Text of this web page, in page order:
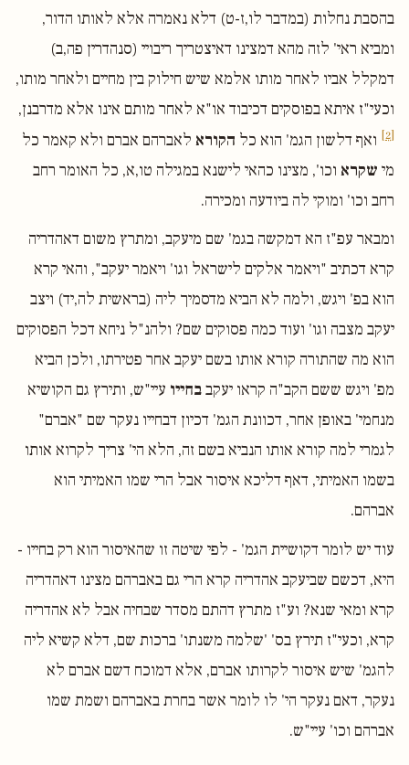
בהסבת נחלות (במדבר לו,ז-ט) דלא נאמרה אלא לאותו הדור,
ומביא ראי' לזה מהא דמצינו דאיצטריך ריבויי (סנהדרין פה,ב)
דמקלל אביו לאחר מותו אלמא שיש חילוק בין מחיים ולאחר מותו,
וכעי"ז איתא בפוסקים דכיבוד או"א לאחר מותם אינו אלא מדרבנן,
[2] ואף דלשון הגמ' הוא כל הקורא לאברהם אברם ולא קאמר כל
מי שקרא וכו', מצינו כהאי לישנא במגילה טו,א, כל האומר רחב
רחב וכו' ומוקי לה ביודעה ומכירה.
ומבאר עפ"ז הא דמקשה בגמ' שם מיעקב, ומתרץ משום דאהדריה
קרא דכתיב "ויאמר אלקים לישראל וגו' ויאמר יעקב", והאי קרא
הוא בפ' ויגש, ולמה לא הביא מדסמיך ליה (בראשית לה,יד) ויצב
יעקב מצבה וגו' ועוד כמה פסוקים שם? ולהנ"ל ניחא דכל הפסוקים
הוא מה שהתורה קורא אותו בשם יעקב אחר פטירתו, ולכן הביא
מפ' ויגש ששם הקב"ה קראו יעקבבחייו עיי"ש, ותירץ גם הקושיא
מנחמי' באופן אחר, דכוונת הגמ' דכיון דבחייו נעקר שם "אברם"
לגמרי למה קורא אותו הנביא בשם זה, הלא הי' צריך לקרוא אותו
בשמו האמיתי, דאף דליכא איסור אבל הרי שמו האמיתי הוא
אברהם.
עוד יש לומר דקושיית הגמ' - לפי שיטה זו שהאיסור הוא רק בחייו -
היא, דכשם שביעקב אהדריה קרא הרי גם באברהם מצינו דאהדריה
קרא ומאי שנא? וע"ז מתרץ דהתם מסדר שבחיה אבל לא אהדריה
קרא, וכעי"ז תירץ בס' 'שלמה משנתו' ברכות שם, דלא קשיא ליה
להגמ' שיש איסור לקרותו אברם, אלא דמוכח דשם אברם לא
נעקר, דאם נעקר הי' לו לומר אשר בחרת באברהם ושמת שמו
אברהם וכו' עיי"ש.